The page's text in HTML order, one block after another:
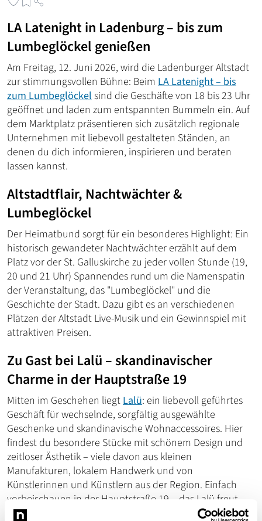
LA Latenight in Ladenburg – bis zum
Lumbeglöckel genießen
Am Freitag, 12. Juni 2026, wird die Ladenburger Altstadt
zur stimmungsvollen Bühne: Beim LA Latenight – bis
zum Lumbeglöckel sind die Geschäfte von 18 bis 23 Uhr
geöffnet und laden zum entspannten Bummeln ein. Auf
dem Marktplatz präsentieren sich zusätzlich regionale
Unternehmen mit liebevoll gestalteten Ständen, an
denen du dich informieren, inspirieren und beraten
lassen kannst.
Altstadtflair, Nachtwächter &
Lumbeglöckel
Der Heimatbund sorgt für ein besonderes Highlight: Ein
historisch gewandeter Nachtwächter erzählt auf dem
Platz vor der St. Galluskirche zu jeder vollen Stunde (19,
20 und 21 Uhr) Spannendes rund um die Namenspatin
der Veranstaltung, das "Lumbeglöckel" und die
Geschichte der Stadt. Dazu gibt es an verschiedenen
Plätzen der Altstadt Live-Musik und ein Gewinnspiel mit
attraktiven Preisen.
Zu Gast bei Lalü – skandinavischer
Charme in der Hauptstraße 19
Mitten im Geschehen liegt Lalü: ein liebevoll geführtes
Geschäft für wechselnde, sorgfältig ausgewählte
Geschenke und skandinavische Wohnaccessoires. Hier
findest du besondere Stücke mit schönem Design und
zeitloser Ästhetik – viele davon aus kleinen
Manufakturen, lokalem Handwerk und von
Künstlerinnen und Künstlern aus der Region. Einfach
vorbeischauen in der Hauptstraße 19 – das Lalü freut
sich auf euren Besuch!